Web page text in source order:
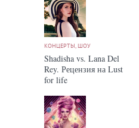
КОНЦЕРТЫ, ШОУ
Shadisha vs. Lana Del
Rey. Рецензия на Lust
for life